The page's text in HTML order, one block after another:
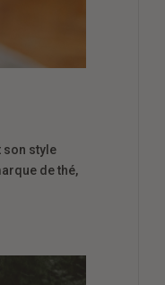
son style
de thé,